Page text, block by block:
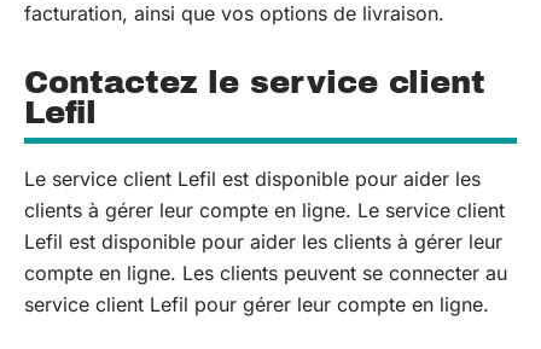
facturation, ainsi que vos options de livraison.
Contactez le service client
Lefil
Le service client Lefil est disponible pour aider les
clients à gérer leur compte en ligne. Le service client
Lefil est disponible pour aider les clients à gérer leur
compte en ligne. Les clients peuvent se connecter au
service client Lefil pour gérer leur compte en ligne.